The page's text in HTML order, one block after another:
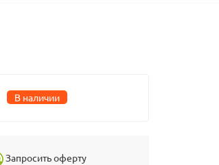
В наличии
Запросить оферту